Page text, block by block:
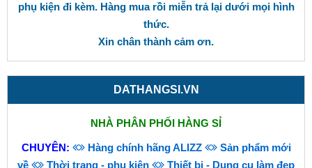
phụ kiện đi kèm. Hàng mua rồi miễn trả lại dưới mọi hình
thức.
Xin chân thành cảm ơn.
DATHANGSI.VN
NHÀ PHÂN PHỐI HÀNG SỈ
CHUYÊN: Hàng chính hãng ALIZZ
Sản phẩm mới
về
Thời trang - phụ kiện Thiết bị - Dụng cụ làm đẹp